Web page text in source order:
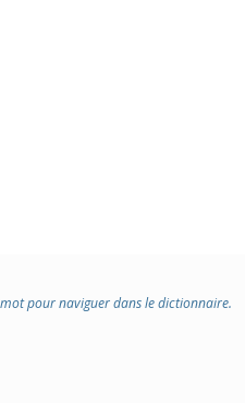
pour naviguer dans le dictionnaire.